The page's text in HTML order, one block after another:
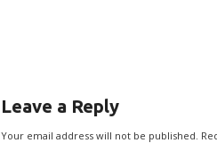
Leave a Reply
Your email address will not be published.